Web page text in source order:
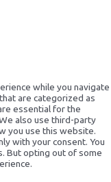
while you navigate
are categorized as
essential for the
also use third-party
you use this website.
with your consent. You
But opting out of some